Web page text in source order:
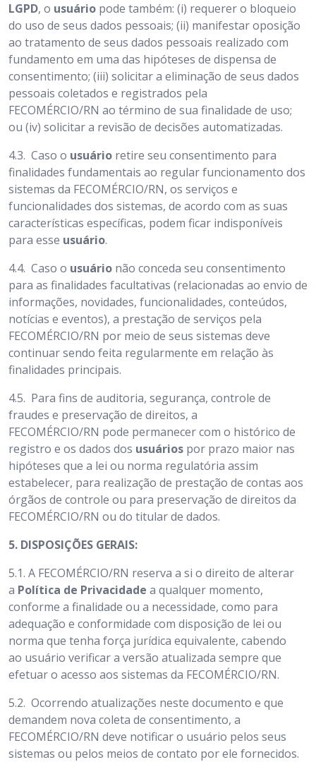
LGPD, o usuário pode também: (i) requerer o bloqueio
do uso de seus dados pessoais; (ii) manifestar oposição
ao tratamento de seus dados pessoais realizado com
fundamento em uma das hipóteses de dispensa de
consentimento; (iii) solicitar a eliminação de seus dados
pessoais coletados e registrados pela
FECOMÉRCIO/RN ao término de sua finalidade de uso;
ou (iv) solicitar a revisão de decisões automatizadas.
4.3. Caso o usuário retire seu consentimento para
finalidades fundamentais ao regular funcionamento dos
sistemas da FECOMÉRCIO/RN, os serviços e
funcionalidades dos sistemas, de acordo com as suas
características específicas, podem ficar indisponíveis
para esse usuário.
4.4. Caso o usuário não conceda seu consentimento
para as finalidades facultativas (relacionadas ao envio de
informações, novidades, funcionalidades, conteúdos,
notícias e eventos), a prestação de serviços pela
FECOMÉRCIO/RN por meio de seus sistemas deve
continuar sendo feita regularmente em relação às
finalidades principais.
4.5. Para fins de auditoria, segurança, controle de
fraudes e preservação de direitos, a
FECOMÉRCIO/RN pode permanecer com o histórico de
registro e os dados dos usuários por prazo maior nas
hipóteses que a lei ou norma regulatória assim
estabelecer, para realização de prestação de contas aos
órgãos de controle ou para preservação de direitos da
FECOMÉRCIO/RN ou do titular de dados.
5. DISPOSIÇÕES GERAIS:
5.1. A FECOMÉRCIO/RN reserva a si o direito de alterar
a Política de Privacidade a qualquer momento,
conforme a finalidade ou a necessidade, como para
adequação e conformidade com disposição de lei ou
norma que tenha força jurídica equivalente, cabendo
ao usuário verificar a versão atualizada sempre que
efetuar o acesso aos sistemas da FECOMÉRCIO/RN.
5.2. Ocorrendo atualizações neste documento e que
demandem nova coleta de consentimento, a
FECOMÉRCIO/RN deve notificar o usuário pelos seus
sistemas ou pelos meios de contato por ele fornecidos.